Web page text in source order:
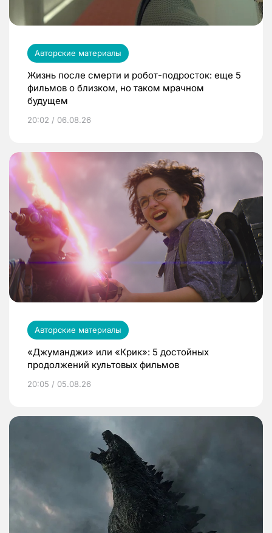
Авторские материалы
Жизнь после смерти и робот-подросток: еще 5
фильмов о близком, но таком мрачном
будущем
20:02 / 06.08.26
Авторские материалы
«Джуманджи» или «Крик»: 5 достойных
продолжений культовых фильмов
20:05 / 05.08.26